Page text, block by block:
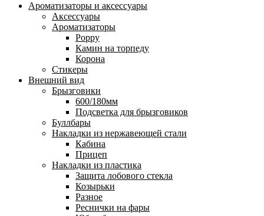
Ароматизаторы и аксессуары
Аксессуары
Ароматизаторы
Poppy
Камин на торпеду
Корона
Стикеры
Внешний вид
Брызговики
600/180мм
Подсветка для брызговиков
Буллбары
Накладки из нержавеющей стали
Кабина
Прицеп
Накладки из пластика
Защита лобового стекла
Козырьки
Разное
Реснички на фары